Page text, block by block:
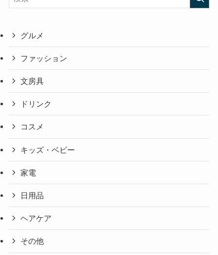
グルメ
ファッション
文房具
ドリンク
コスメ
キッズ・ベビー
家電
日用品
ヘアケア
その他